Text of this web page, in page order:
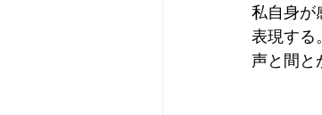
私自身が
表現する。
声と間と